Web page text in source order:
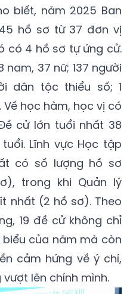
biết, năm 2025 Ban
hồ sơ từ 37 đơn vị
có 4 hồ sơ tự ứng cử.
37 nữ; 137 người
dân tộc thiểu số; 1
học hàm, học vị có
cử lớn tuổi nhất 38
Lĩnh vực Học tập
có số lượng hồ sơ
trong khi Quản lý
nhất (2 hồ sơ). Theo
19 đề cử không chỉ
của năm mà còn
cảm hứng về ý chí,
lên chính mình.